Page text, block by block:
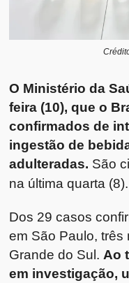
O Ministério da
feira (10), que o
confirmados de
ingestão de
adulteradas. São
na última quarta
Dos 29 casos
em São Paulo, três
Grande do Sul. Ao
em investigação,